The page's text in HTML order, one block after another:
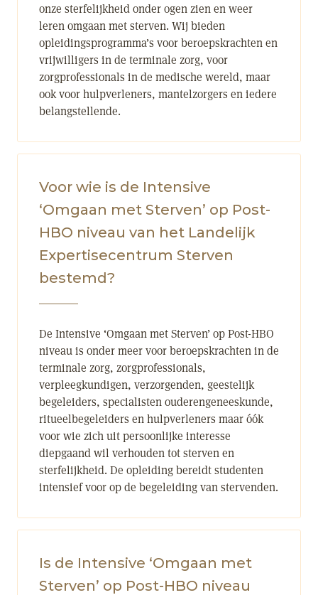
onze sterfelijkheid onder ogen zien en weer
leren omgaan met sterven. Wij bieden
opleidingsprogramma’s voor beroepskrachten en
vrijwilligers in de terminale zorg, voor
zorgprofessionals in de medische wereld, maar
ook voor hulpverleners, mantelzorgers en iedere
belangstellende.
Voor wie is de Intensive
‘Omgaan met Sterven’ op Post-
HBO niveau van het Landelijk
Expertisecentrum Sterven
bestemd?
De Intensive ‘Omgaan met Sterven’ op Post-HBO
niveau is onder meer voor beroepskrachten in de
terminale zorg, zorgprofessionals,
verpleegkundigen, verzorgenden, geestelijk
begeleiders, specialisten ouderengeneeskunde,
ritueelbegeleiders en hulpverleners maar óók
voor wie zich uit persoonlijke interesse
diepgaand wil verhouden tot sterven en
sterfelijkheid. De opleiding bereidt studenten
intensief voor op de begeleiding van stervenden.
Is de Intensive ‘Omgaan met
Sterven’ op Post-HBO niveau